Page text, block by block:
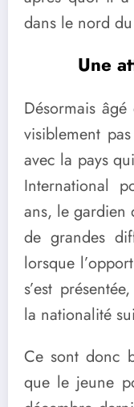
dans le nord
Une
Désormais
visiblement
avec la pays
International
ans, le gardien
de grandes
lorsque
s’est
la nationalité
Ce sont donc
que le jeune